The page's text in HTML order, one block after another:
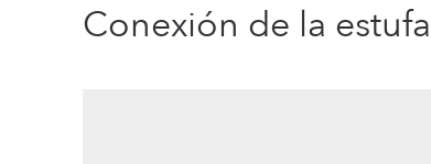
Conexión de la